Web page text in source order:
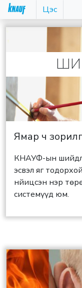
Цэс
Ямар ч
КНАУФ-ын
эсвэл яг
нйицсэн нэр
системүүд юм.